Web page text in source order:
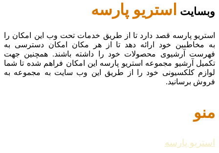
وبسایت استریو پارسه
استریو پارسه قصد دارد تا از طریق خدمات تحت وب این امکان را
به مخاطبین خود ارائه دهد تا از هر مکان امکان دسترسی به
فهرست آرشیوی محصولات خود را داشته باشند. همچنین جهت
تکمیل آرشیو مجموعه استریو پارسه این امکان فراهم شده تا شما
لوازم کلکسیونی خود را از طریق این وب سایت به مجموعه به
فروش برسانید.
منو
استریو پارسه